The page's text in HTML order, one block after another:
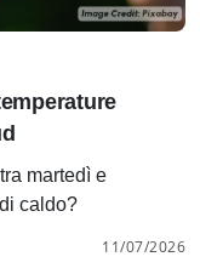
martedì e
caldo?
11/07/2026